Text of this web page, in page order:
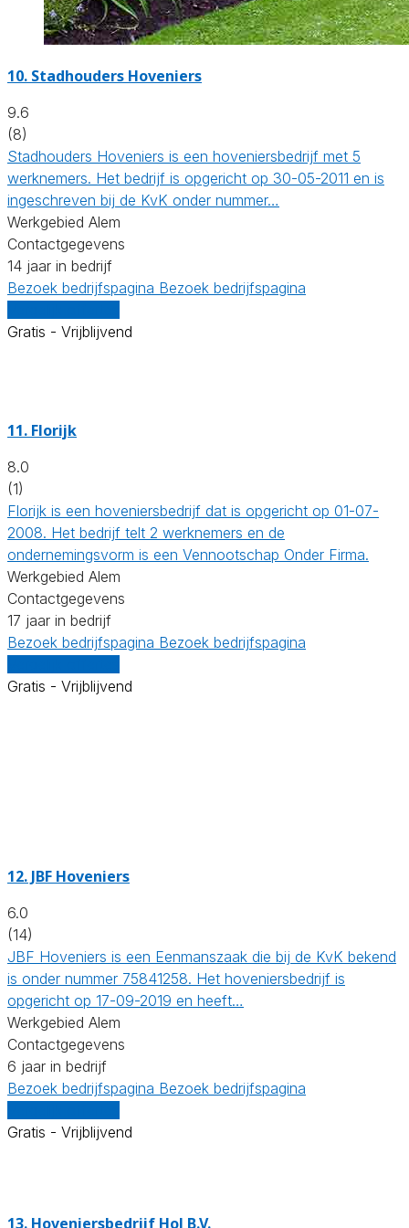
10. Stadhouders Hoveniers
9.6
(8)
Stadhouders Hoveniers is een hoveniersbedrijf met 5
werknemers. Het bedrijf is opgericht op 30-05-2011 en is
ingeschreven bij de KvK onder nummer…
Werkgebied Alem
Contactgegevens
14 jaar in bedrijf
Bezoek bedrijfspagina Bezoek bedrijfspagina
Gratis - Vrijblijvend
11. Florijk
8.0
(1)
Florijk is een hoveniersbedrijf dat is opgericht op 01-07-
2008. Het bedrijf telt 2 werknemers en de
ondernemingsvorm is een Vennootschap Onder Firma.
Werkgebied Alem
Contactgegevens
17 jaar in bedrijf
Bezoek bedrijfspagina Bezoek bedrijfspagina
Gratis - Vrijblijvend
12. JBF Hoveniers
6.0
(14)
JBF Hoveniers is een Eenmanszaak die bij de KvK bekend
is onder nummer 75841258. Het hoveniersbedrijf is
opgericht op 17-09-2019 en heeft…
Werkgebied Alem
Contactgegevens
6 jaar in bedrijf
Bezoek bedrijfspagina Bezoek bedrijfspagina
Gratis - Vrijblijvend
13. Hoveniersbedrijf Hol B.V.